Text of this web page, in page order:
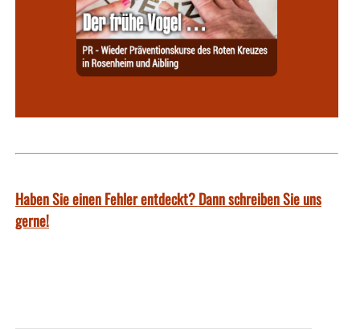
Haben Sie einen Fehler entdeckt? Dann schreiben Sie uns
gerne!